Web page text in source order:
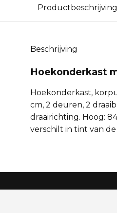
Productbeschrijving
Beschrijving
Hoekonderkast
Hoekonderkast,
cm, 2 deuren, 2
draairichting. Hoog:
verschilt in tint van